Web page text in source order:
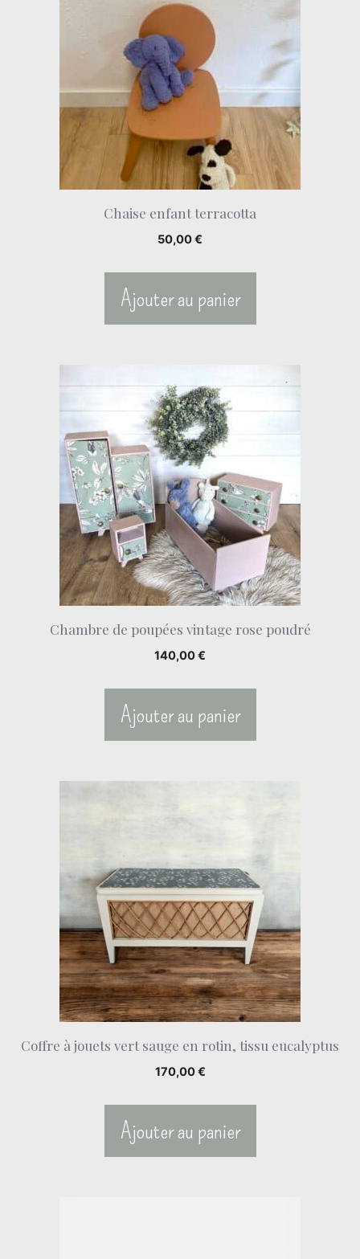
Chaise enfant terracotta
50,00€
Ajouter au panier
Chambre de poupées vintage rose poudré
140,00€
Ajouter au panier
Coffre à jouets vert sauge en rotin, tissu eucalyptus
170,00€
Ajouter au panier